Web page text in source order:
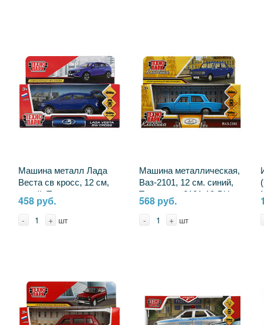
Машина металл Лада
Веста св кросс, 12 см,
синий, Технопарк
VESTA-CROSS-BU
458 руб.
- + шт
Машина металлическая,
Ваз-2101, 12 см. синий,
Технопарк 2101-12-BU
568 руб.
- + шт